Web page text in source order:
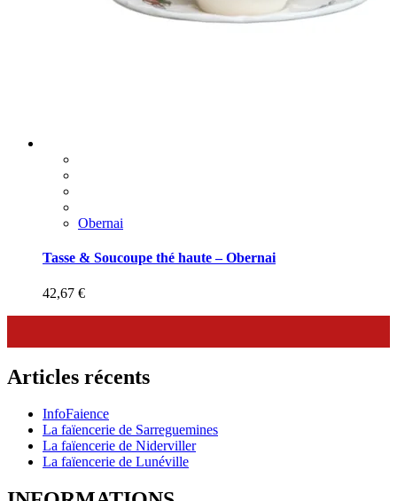
Obernai
Tasse & Soucoupe thé haute – Obernai
42,67 €
Articles récents
InfoFaience
La faïencerie de Sarreguemines
La faïencerie de Niderviller
La faïencerie de Lunéville